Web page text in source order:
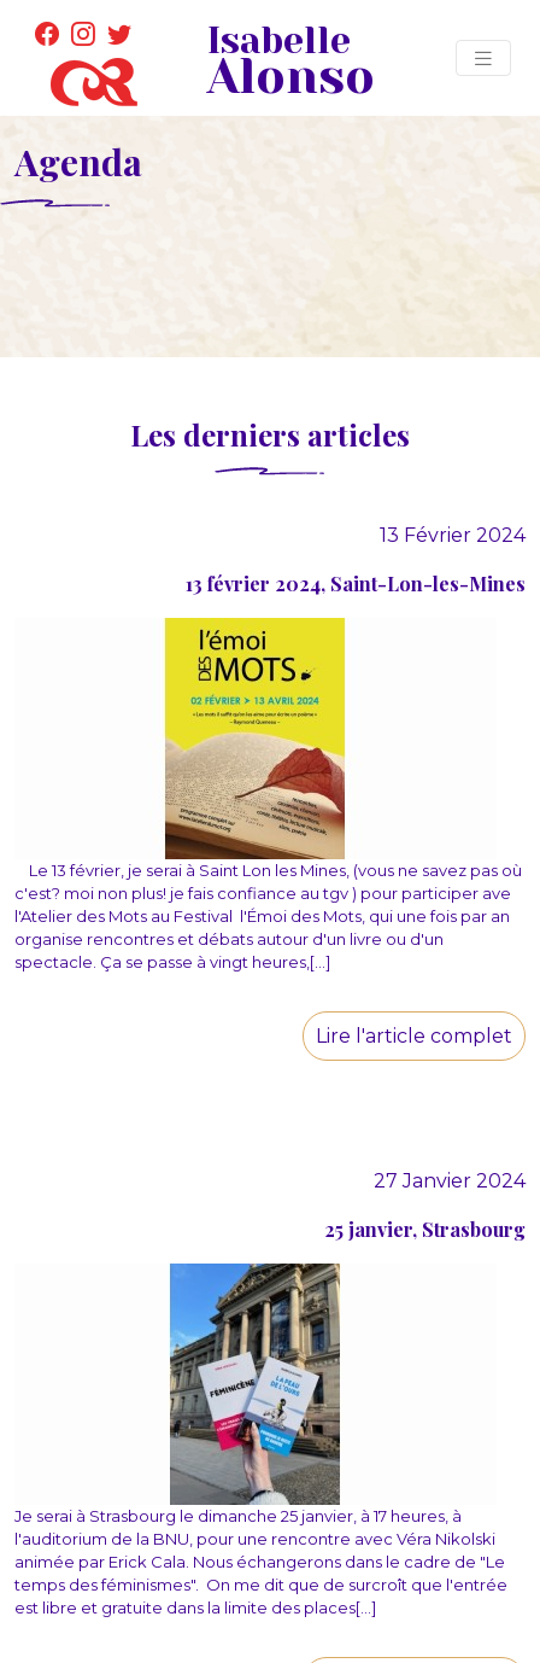
Isabelle
Alonso
Agenda
Les derniers articles
13 Février 2024
13 février 2024, Saint-Lon-les-Mines
Le 13 février, je serai à Saint Lon les Mines, (vous ne savez pas où
c'est? moi non plus! je fais confiance au tgv ) pour participer ave
l'Atelier des Mots au Festival l'Émoi des Mots, qui une fois par an
organise rencontres et débats autour d'un livre ou d'un
spectacle. Ça se passe à vingt heures,[...]
Lire l'article complet
27 Janvier 2024
25 janvier, Strasbourg
Je serai à Strasbourg le dimanche 25 janvier, à 17 heures, à
l'auditorium de la BNU, pour une rencontre avec Véra Nikolski
animée par Erick Cala. Nous échangerons dans le cadre de "Le
temps des féminismes". On me dit que de surcroît que l'entrée
est libre et gratuite dans la limite des places[...]